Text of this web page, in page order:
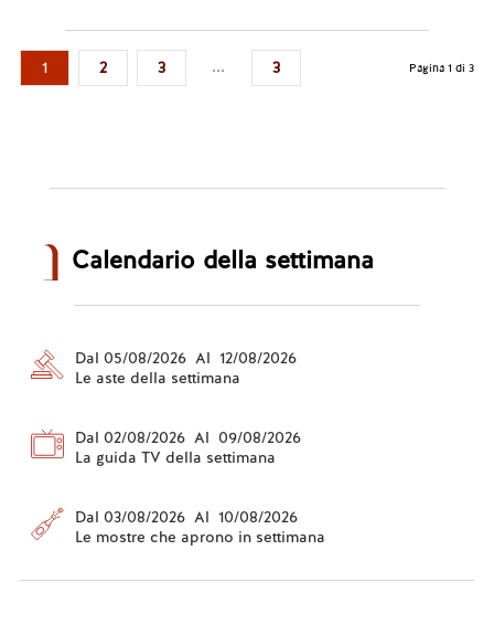
1 2 3 ... 3 Pagina 1 di 3
Calendario della settimana
Dal 05/08/2026 Al 12/08/2026
Le aste della settimana
Dal 02/08/2026 Al 09/08/2026
La guida TV della settimana
Dal 03/08/2026 Al 10/08/2026
Le mostre che aprono in settimana